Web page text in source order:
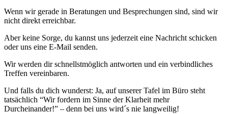
Wenn wir gerade in Beratungen und Besprechungen sind, sind wir
nicht direkt erreichbar.
Aber keine Sorge, du kannst uns jederzeit eine Nachricht schicken
oder uns eine E-Mail senden.
Wir werden dir schnellstmöglich antworten und ein verbindliches
Treffen vereinbaren.
Und falls du dich wunderst: Ja, auf unserer Tafel im Büro steht
tatsächlich “Wir fordern im Sinne der Klarheit mehr
Durcheinander!” – denn bei uns wird´s nie langweilig!